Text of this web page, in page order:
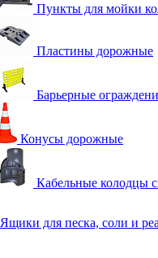
Пункты для мойки
Пластины дорожные
Барьерные
Конусы дорожные
Кабельные колодцы
Ящики для песка, соли и